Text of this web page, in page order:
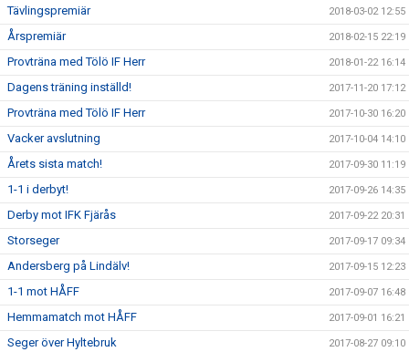
Tävlingspremiär 2018-03-02 12:55
Årspremiär 2018-02-15 22:19
Provträna med Tölö IF Herr 2018-01-22 16:14
Dagens träning inställd! 2017-11-20 17:12
Provträna med Tölö IF Herr 2017-10-30 16:20
Vacker avslutning 2017-10-04 14:10
Årets sista match! 2017-09-30 11:19
1-1 i derbyt! 2017-09-26 14:35
Derby mot IFK Fjärås 2017-09-22 20:31
Storseger 2017-09-17 09:34
Andersberg på Lindälv! 2017-09-15 12:23
1-1 mot HÅFF 2017-09-07 16:48
Hemmamatch mot HÅFF 2017-09-01 16:21
Seger över Hyltebruk 2017-08-27 09:10